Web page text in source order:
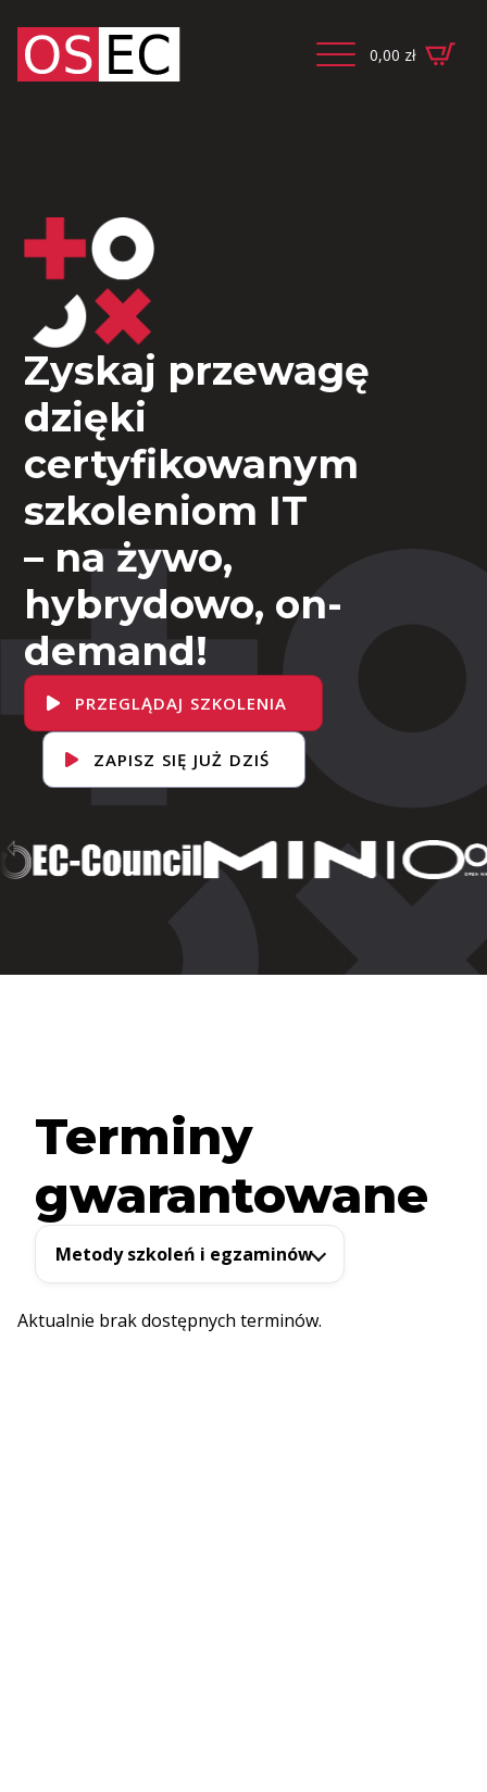
0,00 zł
Zyskaj przewagę
dzięki
certyfikowanym
szkoleniom IT
– na żywo,
hybrydowo, on-
demand!
PRZEGLĄDAJ SZKOLENIA
ZAPISZ SIĘ JUŻ DZIŚ
Terminy
gwarantowane
Metody szkoleń i egzaminów
Aktualnie brak dostępnych terminów.